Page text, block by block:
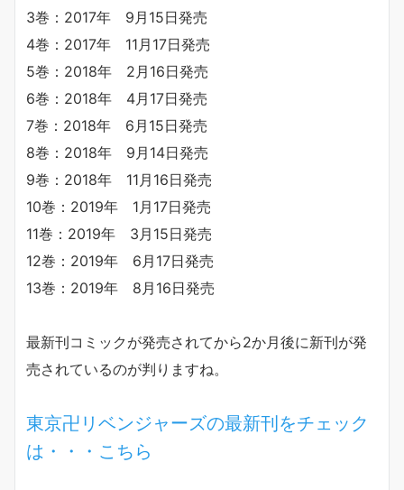
3巻：2017年 9月15日発売
4巻：2017年 11月17日発売
5巻：2018年 2月16日発売
6巻：2018年 4月17日発売
7巻：2018年 6月15日発売
8巻：2018年 9月14日発売
9巻：2018年 11月16日発売
10巻：2019年 1月17日発売
11巻：2019年 3月15日発売
12巻：2019年 6月17日発売
13巻：2019年 8月16日発売
最新刊コミックが発売されてから2か月後に新刊が発
売されているのが判りますね。
東京卍リベンジャーズの最新刊をチェック
は・・・こちら